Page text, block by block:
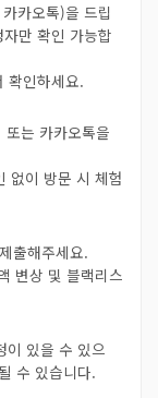
카오톡)을 드립
만 확인 가능합
확인하세요.
는 카카오톡을
없이 방문 시 체험
출해주세요.
변상 및 블랙리스
이 있을 수 있으
수 있습니다.